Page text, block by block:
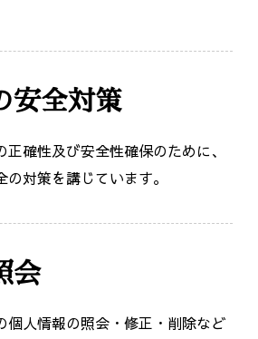
安全対策
確性及び安全性確保のために、
対策を講じています。
会
個人情報の照会・修正・削除など